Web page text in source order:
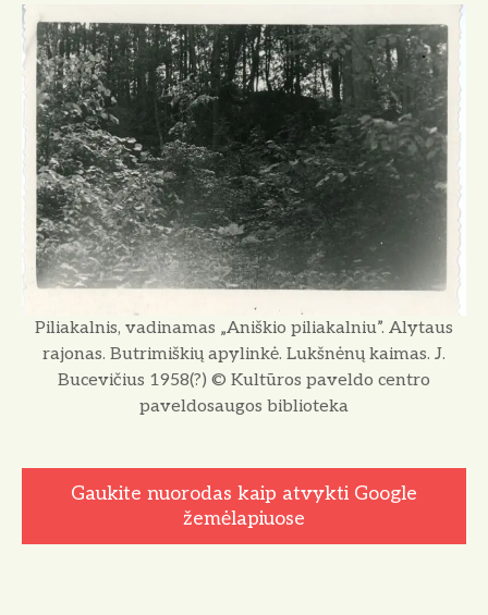
Piliakalnis, vadinamas „Aniškio piliakalniu”. Alytaus
rajonas. Butrimiškių apylinkė. Lukšnėnų kaimas. J.
Bucevičius 1958(?) © Kultūros paveldo centro
paveldosaugos biblioteka
Gaukite nuorodas kaip atvykti Google
žemėlapiuose